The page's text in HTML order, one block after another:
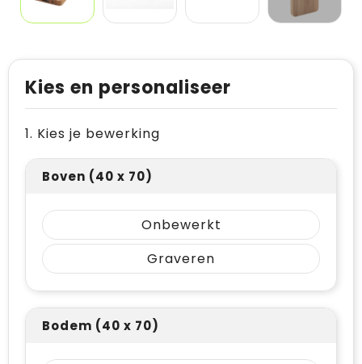
Kies en personaliseer
1. Kies je bewerking
Boven (40 x 70)
Onbewerkt
Graveren
Bodem (40 x 70)